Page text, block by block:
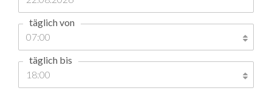
täglich von
täglich bis